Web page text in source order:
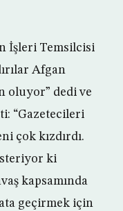
İşleri Temsilcisi
Afgan
oluyor” dedi ve
“Gazetecileri
çok kızdırdı.
ki
kapsamında
geçirmek için